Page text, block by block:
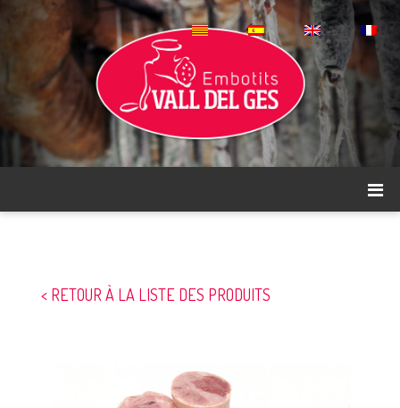
< RETOUR À LA LISTE DES PRODUITS